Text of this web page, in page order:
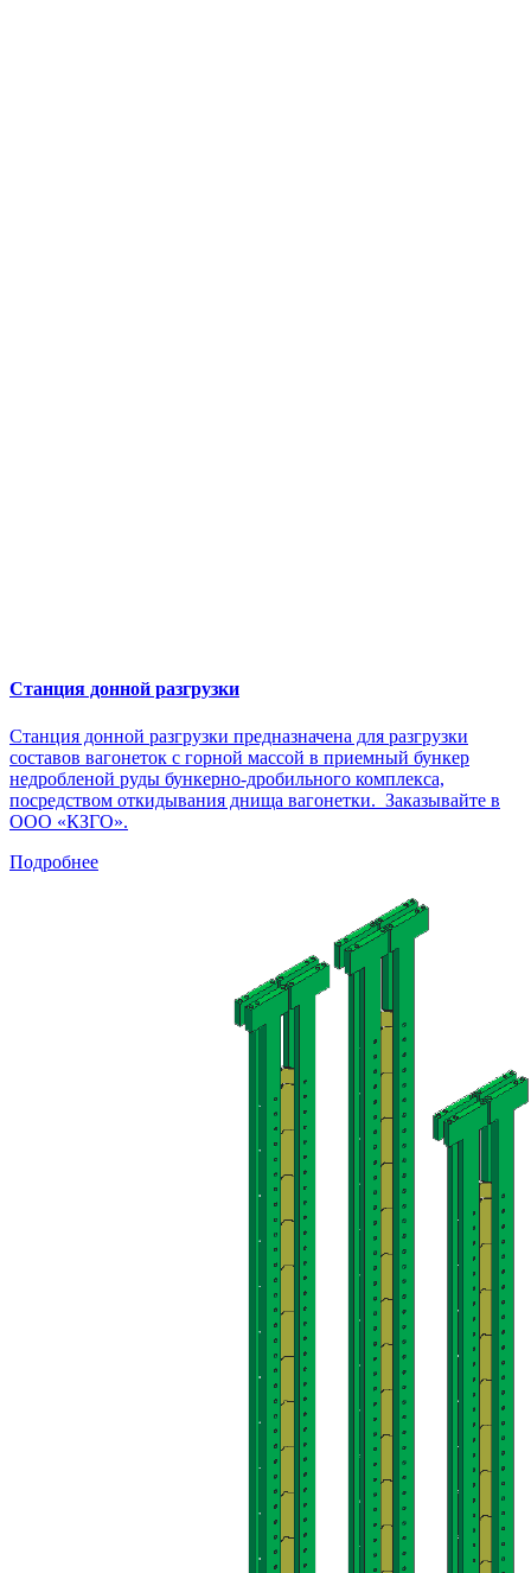
Станция донной разгрузки
Станция донной разгрузки предназначена для разгрузки
составов вагонеток с горной массой в приемный бункер
недробленой руды бункерно-дробильного комплекса,
посредством откидывания днища вагонетки. Заказывайте в
ООО «КЗГО».
Подробнее